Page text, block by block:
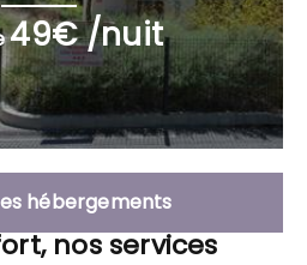
49€ /nuit
hébergements
nos services